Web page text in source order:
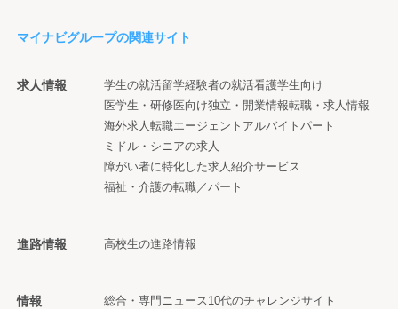
マイナビグループの関連サイト
求人情報 学生の就活留学経験者の就活看護学生向け
医学生・研修医向け独立・開業情報転職・求人情報
海外求人 転職エージェント アルバイト パート
ミドル・シニアの求人
障がい者に特化した求人紹介サービス
福祉・介護の転職／パート
進路情報 高校生の進路情報
情報
総合・専門ニュース 10代のチャレンジサイト